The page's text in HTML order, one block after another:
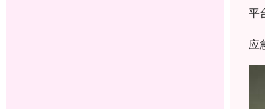
平
应